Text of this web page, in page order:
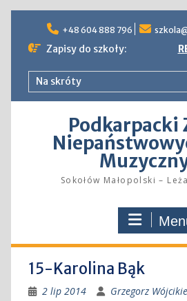
content
+48 604 888 796
Zapisy do szkoły:
Na skróty
Podkarpacki
Sokołów Małopolski –
15-Karolina Bąk
2 lip 2014 Grzegorz